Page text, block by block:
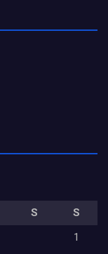
S
S
1